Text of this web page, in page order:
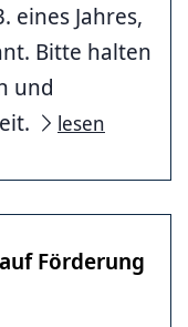
eines Jahres,
Bitte halten
und
lesen
Förderung